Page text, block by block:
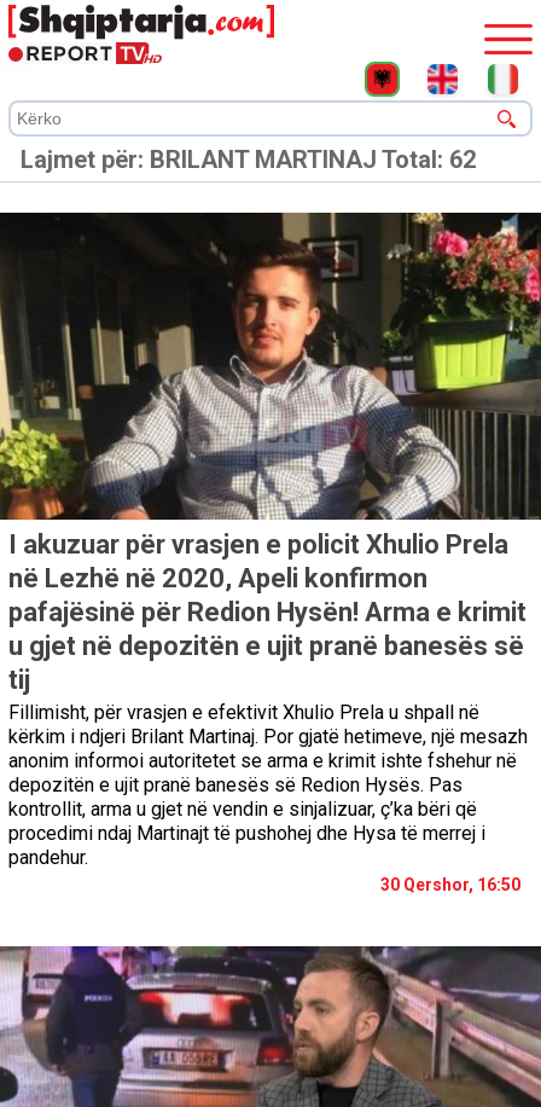
Lajmet për: BRILANT MARTINAJ Total: 62
I akuzuar për vrasjen e policit Xhulio Prela
në Lezhë në 2020, Apeli konfirmon
pafajësinë për Redion Hysën! Arma e krimit
u gjet në depozitën e ujit pranë banesës së
tij
Fillimisht, për vrasjen e efektivit Xhulio Prela u shpall në
kërkim i ndjeri Brilant Martinaj. Por gjatë hetimeve, një mesazh
anonim informoi autoritetet se arma e krimit ishte fshehur në
depozitën e ujit pranë banesës së Redion Hysës. Pas
kontrollit, arma u gjet në vendin e sinjalizuar, ç’ka bëri që
procedimi ndaj Martinajt të pushohej dhe Hysa të merrej i
pandehur.
30 Qershor, 16:50